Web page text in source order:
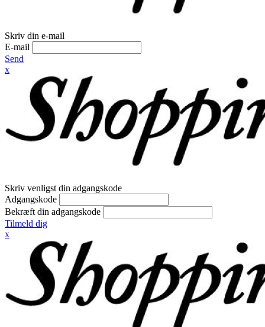
Skriv din e-mail
E-mail
Send
x
Skriv venligst din adgangskode
Adgangskode
Bekræft din adgangskode
Tilmeld dig
x